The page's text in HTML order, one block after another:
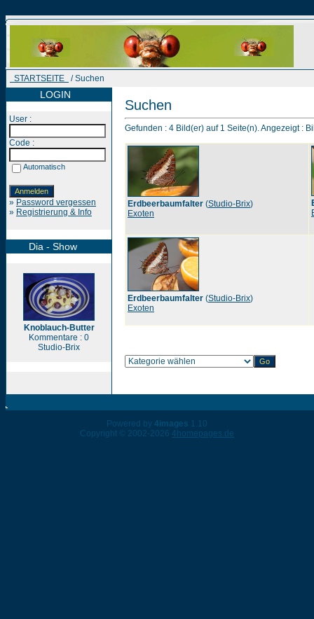
STARTSEITE / Suchen
LOGIN
User :
Code :
Automatisch
» Password vergessen
» Registrierung & Info
Dia - Show
Knoblauch-Butter
Kommentare : 0
Studio-Brix
Suchen
Gefunden : 4 Bild(er) auf 1 Seite(n). Angezeigt :
Erdbeerbaumfalter (Studio-Brix)
Exoten
Erdbeerbaumfalter (Studio-Brix)
Exoten
Powered by 4images 1.10
Copyright © 2002-2026 4homepages.de